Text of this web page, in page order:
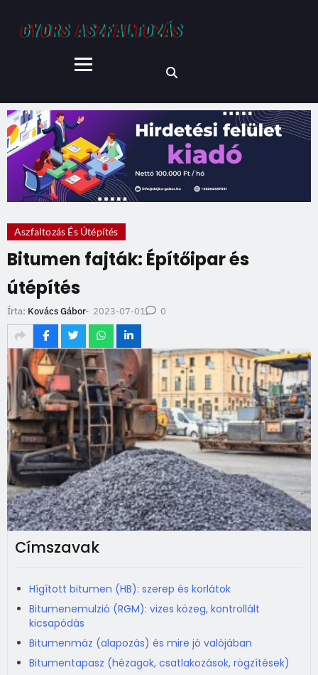
Aszfaltozás És Útépítés
Bitumen fajták: Építőipar és
útépítés
Írta: Kovács Gábor- 2023-07-01 0
Címszavak
Hígított bitumen (HB): szerep és korlátok
Bitumenemulzió (RGM): vizes közeg, kontrollált
kicsapódás
Bitumenmáz (alapozás) és mire jó valójában
Bitumentapasz (hézagok, csatlakozások, rögzítések)